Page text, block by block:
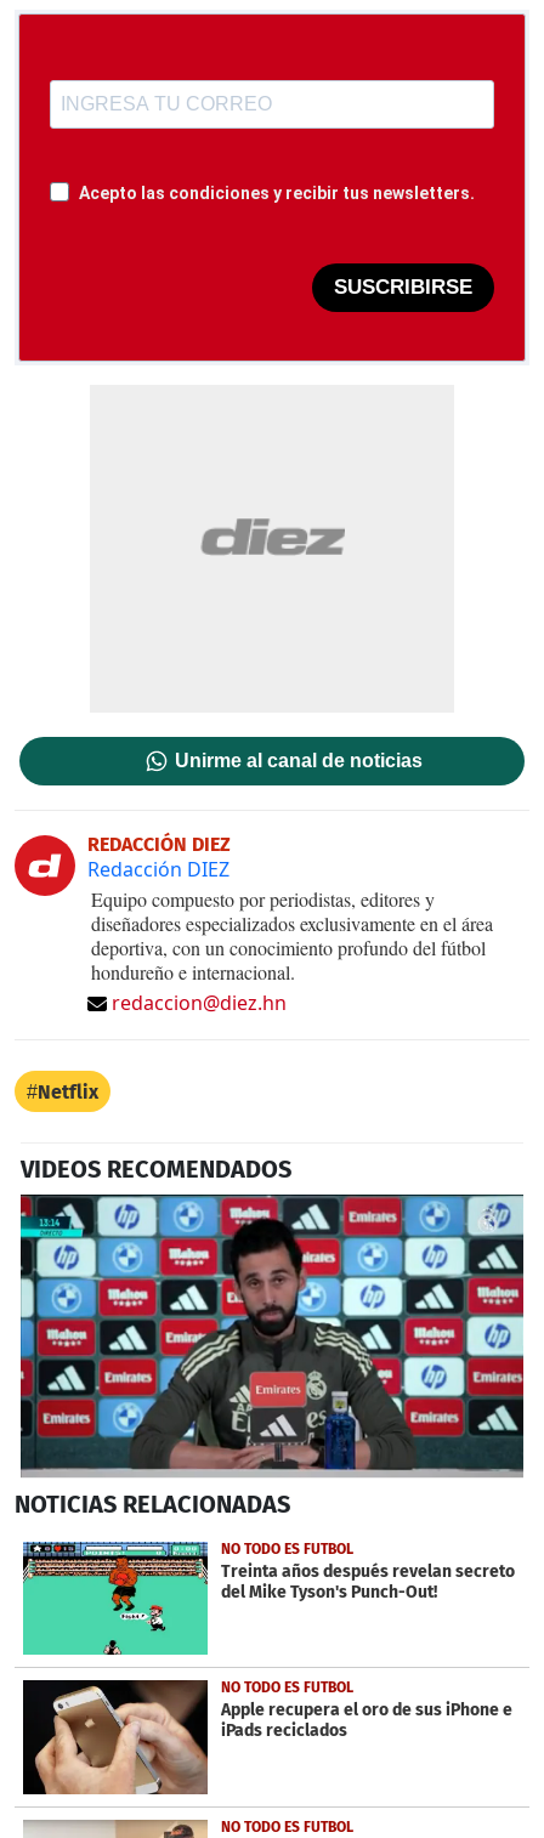
Acepto las condiciones y recibir tus newsletters.
SUSCRIBIRSE
Unirme al canal de noticias
REDACCIÓN DIEZ
Redacción DIEZ
Equipo compuesto por periodistas, editores y
diseñadores especializados exclusivamente en el área
deportiva, con un conocimiento profundo del fútbol
hondureño e internacional.
redaccion@diez.hn
Netflix
VIDEOS RECOMENDADOS
seconds
48
seconds
NOTICIAS RELACIONADAS
NO TODO ES FUTBOL
Treinta años después revelan secreto
del Mike Tyson's Punch-Out!
NO TODO ES FUTBOL
Apple recupera el oro de sus iPhone e
iPads reciclados
NO TODO ES FUTBOL